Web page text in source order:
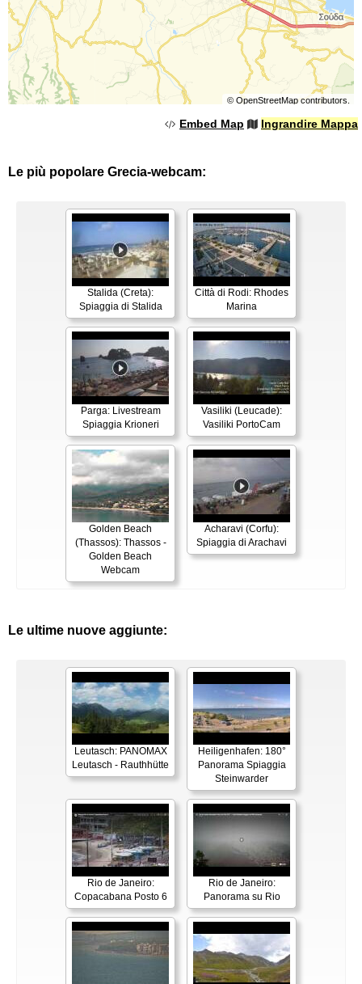
© OpenStreetMapcontributors.
Embed Map Ingrandire Mappa
Le più popolare Grecia-webcam:
Stalida (Creta):
Spiaggia di Stalida
Città di Rodi: Rhodes
Marina
Parga: Livestream
Spiaggia Krioneri
Vasiliki (Leucade):
Vasiliki PortoCam
Golden Beach
(Thassos): Thassos -
Golden Beach
Webcam
Acharavi (Corfu):
Spiaggia di Arachavi
Le ultime nuove aggiunte:
Leutasch: PANOMAX
Leutasch - Rauthhütte
Heiligenhafen: 180°
Panorama Spiaggia
Steinwarder
Rio de Janeiro:
Copacabana Posto 6
Rio de Janeiro:
Panorama su Rio